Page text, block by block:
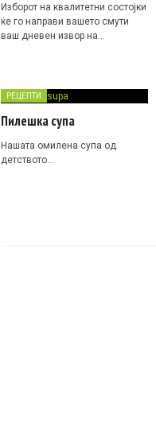
Изборот на квалитетни состојки
ќе го направи вашето смути
ваш дневен извор на…
РЕЦЕПТИ
Пилешка супа
Нашата омилена супа од
детството…